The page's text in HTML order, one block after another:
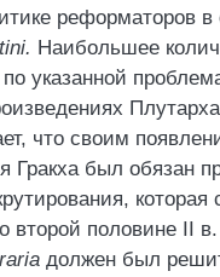
реформаторов
Наибольшее
указанной
что своим
Гракха был обязан
которая
второй половине II
должен был